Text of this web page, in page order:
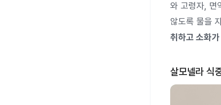
와 고령자, 면
않도록 물을
취하고 소화
살모넬라 식